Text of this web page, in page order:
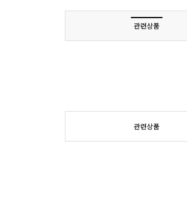
관련상품
관련상품